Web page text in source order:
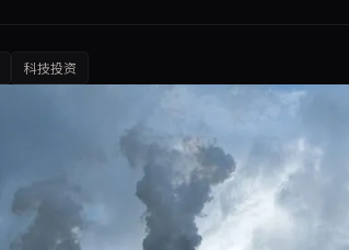
科技投资